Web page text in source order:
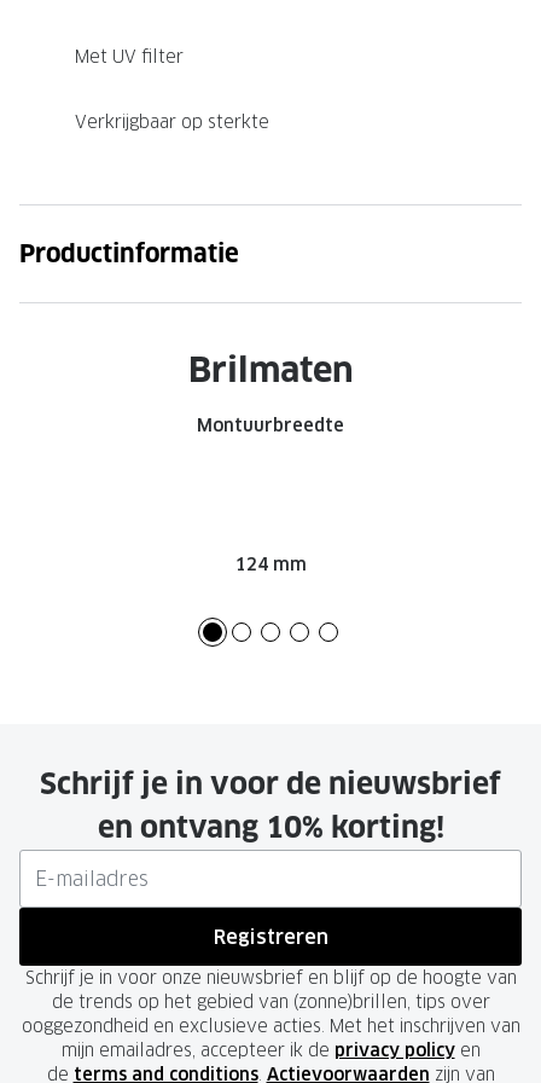
Met UV filter
Verkrijgbaar op sterkte
Productinformatie
Brilmaten
Montuurbreedte
124 mm
Schrijf je in voor de nieuwsbrief
en ontvang 10% korting!
Registreren
Schrijf je in voor onze nieuwsbrief en blijf op de hoogte van
de trends op het gebied van (zonne)brillen, tips over
ooggezondheid en exclusieve acties. Met het inschrijven van
mijn emailadres, accepteer ik de privacy policyen
de terms and conditions. Actievoorwaarden zijn van